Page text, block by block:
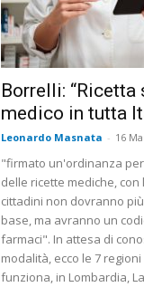
Borrelli: “Ricetta
medico in tutta
Leonardo Masnata - 16
"firmato un'ordinanza
delle ricette mediche,
cittadini non dovranno
base, ma avranno un
farmaci". In attesa di
modalità, ecco le 7
funziona, in Lombardia,